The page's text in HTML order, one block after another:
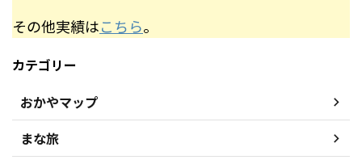
その他実績はこちら。
カテゴリー
おかやマップ
まな旅